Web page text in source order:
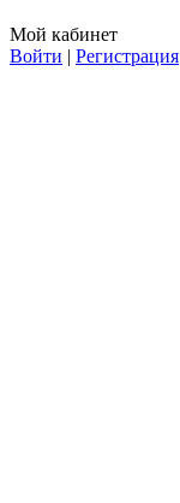
Мой кабинет
Войти | Регистрация